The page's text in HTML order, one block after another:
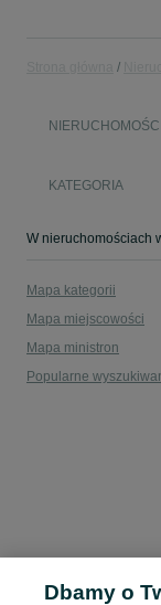
NIERUCHOMOŚCI
KATEGORIA
Mapa kategorii
Mapa miejscowości
Mapa ministron
Popularne
Dbamy o